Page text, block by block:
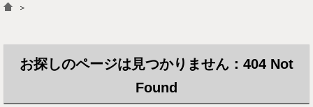
＞
お探しのページは見つかりません：404 Not
Found